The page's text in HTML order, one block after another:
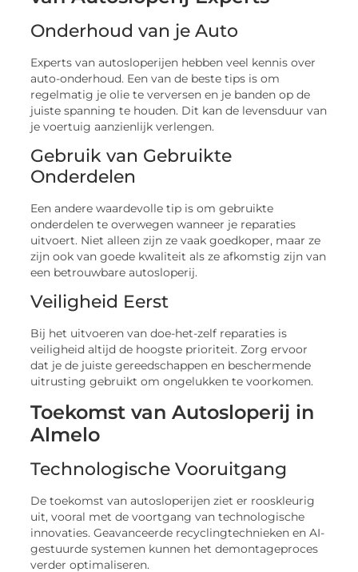
Onderhoud van je Auto
Experts van autosloperijen hebben veel kennis over
auto-onderhoud. Een van de beste tips is om
regelmatig je olie te verversen en je banden op de
juiste spanning te houden. Dit kan de levensduur van
je voertuig aanzienlijk verlengen.
Gebruik van Gebruikte
Onderdelen
Een andere waardevolle tip is om gebruikte
onderdelen te overwegen wanneer je reparaties
uitvoert. Niet alleen zijn ze vaak goedkoper, maar ze
zijn ook van goede kwaliteit als ze afkomstig zijn van
een betrouwbare autosloperij.
Veiligheid Eerst
Bij het uitvoeren van doe-het-zelf reparaties is
veiligheid altijd de hoogste prioriteit. Zorg ervoor
dat je de juiste gereedschappen en beschermende
uitrusting gebruikt om ongelukken te voorkomen.
Toekomst van Autosloperij in
Almelo
Technologische Vooruitgang
De toekomst van autosloperijen ziet er rooskleurig
uit, vooral met de voortgang van technologische
innovaties. Geavanceerde recyclingtechnieken en AI-
gestuurde systemen kunnen het demontageproces
verder optimaliseren.